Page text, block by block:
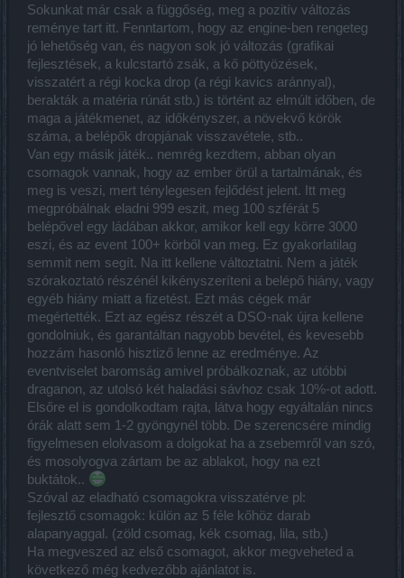
Sokunkat már csak a függőség, meg a pozitív változás
reménye tart itt. Fenntartom, hogy az engine-ben rengeteg
jó lehetőség van, és nagyon sok jó változás (grafikai
fejlesztések, a kulcstartó zsák, a kő pöttyözések,
visszatért a régi kocka drop (a régi kavics aránnyal),
berakták a matéria rúnát stb.) is történt az elmúlt időben, de
maga a játékmenet, az időkényszer, a növekvő körök
száma, a belépők dropjának visszavétele, stb..
Van egy másik játék.. nemrég kezdtem, abban olyan
csomagok vannak, hogy az ember örül a tartalmának, és
meg is veszi, mert ténylegesen fejlődést jelent. Itt meg
megpróbálnak eladni 999 eszit, meg 100 szférát 5
belépővel egy ládában akkor, amikor kell egy körre 3000
eszi, és az event 100+ körből van meg. Ez gyakorlatilag
semmit nem segít. Na itt kellene változtatni. Nem a játék
szórakoztató részénél kikényszeríteni a belépő hiány, vagy
egyéb hiány miatt a fizetést. Ezt más cégek már
megértették. Ezt az egész részét a DSO-nak újra kellene
gondolniuk, és garantáltan nagyobb bevétel, és kevesebb
hozzám hasonló hisztiző lenne az eredménye. Az
eventviselet baromság amivel próbálkoznak, az utóbbi
draganon, az utolsó két haladási sávhoz csak 10%-ot adott.
Elsőre el is gondolkodtam rajta, látva hogy egyáltalán nincs
órák alatt sem 1-2 gyöngynél több. De szerencsére mindig
figyelmesen elolvasom a dolgokat ha a zsebemről van szó,
és mosolyogva zártam be az ablakot, hogy na ezt
buktátok..
Szóval az eladható csomagokra visszatérve pl:
fejlesztő csomagok: külön az 5 féle kőhöz darab
alapanyaggal. (zöld csomag, kék csomag, lila, stb.)
Ha megveszed az első csomagot, akkor megveheted a
következő még kedvezőbb ajánlatot is.